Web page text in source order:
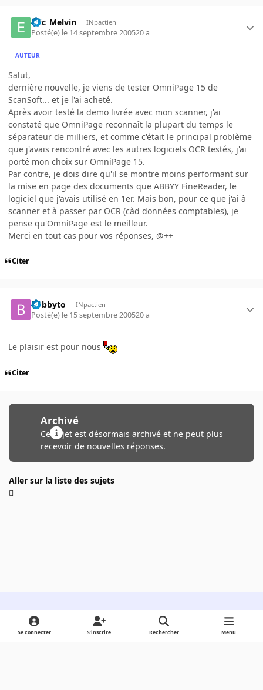
Eric_Melvin INpactien
Posté(e) le 14 septembre 200520 a
AUTEUR
Salut,
dernière nouvelle, je viens de tester OmniPage 15 de
ScanSoft... et je l'ai acheté.
Après avoir testé la demo livrée avec mon scanner, j'ai
constaté que OmniPage reconnaît la plupart du temps le
séparateur de milliers, et comme c'était le principal problème
que j'avais rencontré avec les autres logiciels OCR testés, j'ai
porté mon choix sur OmniPage 15.
Par contre, je dois dire qu'il se montre moins performant sur
la mise en page des documents que ABBYY FineReader, le
logiciel que j'avais utilisé en 1er. Mais bon, pour ce que j'ai à
scanner et à passer par OCR (càd données comptables), je
pense qu'OmniPage est le meilleur.
Merci en tout cas pour vos réponses, @++
Citer
bobbyto INpactien
Posté(e) le 15 septembre 200520 a
Le plaisir est pour nous
Citer
Archivé
Ce sujet est désormais archivé et ne peut plus
recevoir de nouvelles réponses.
Aller sur la liste des sujets
Light ModeDark ModeSystem Preference
Se connecter S’inscrire Rechercher Menu